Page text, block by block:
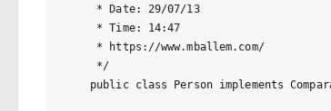
* Date: 29/07/13
* Time: 14:47
* https://www.mballem.com/
*/
public class Person implements